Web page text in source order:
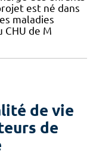
est né dans
maladies
CHU de M
de vie
de